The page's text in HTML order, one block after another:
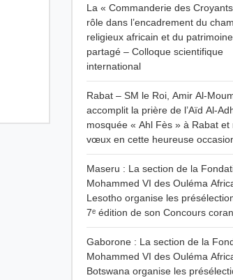
La « Commanderie des
rôle dans l’encadrement du
religieux africain et du
partagé – Colloque scientifique
international
Rabat – SM le Roi, Amir Al-
accomplit la prière de l’Aïd Al-
mosquée « Ahl Fès » à Rabat et
vœux en cette heureuse
Maseru : La section de la
Mohammed VI des Ouléma
Lesotho organise les
7ᵉ édition de son Concours
Gaborone : La section de la
Mohammed VI des Ouléma
Botswana organise les